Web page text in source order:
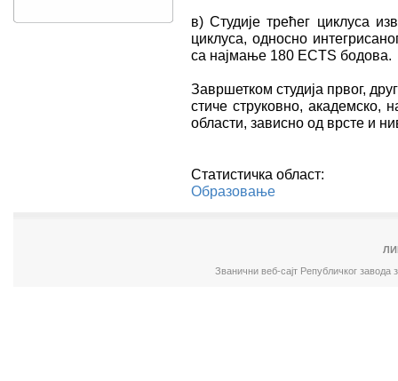
в) Студије трећег циклуса
циклуса, односно
са најмање 180 ECTS бодова.
Завршетком студија првог,
стиче струковно, академско,
области, зависно од врсте и
Статистичка област:
Образовање
Званични веб-сајт Републичког